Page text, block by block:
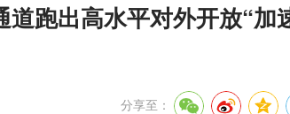
道跑出高水平对外开放“加
分享至：